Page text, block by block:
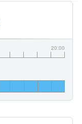
20:00